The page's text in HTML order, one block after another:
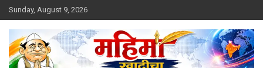
Skip
to
content
Sunday, August 9, 2026